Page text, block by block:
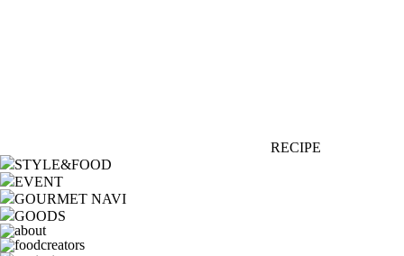
RECIPE
STYLE&FOOD
EVENT
GOURMET NAVI
GOODS